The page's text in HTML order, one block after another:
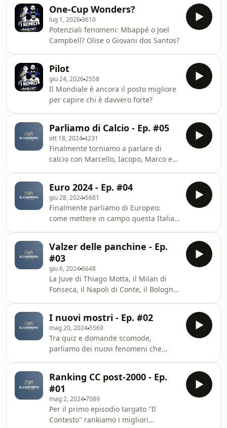
One-Cup Wonders?
lug 1, 20263610
Potenziali fenomeni: Mbappé o Joel
Campbell? Olise o Giovani dos Santos?
Pilot
giu 24, 20262558
Il Mondiale è ancora il posto migliore
per capire chi è davvero forte?
Parliamo di Calcio - Ep. #05
ott 18, 20244231
Finalmente torniamo a parlare di
calcio con Marcello, Iacopo, Marco e
dall'argomento che è solo un pretesto
Euro 2024 - Ep. #04
giu 28, 2024 5681
Finalmente parliamo di Europeo:
come mettere in campo questa Italia,
tanto altro in questo episodio
dedicato a Euro 2024. in chiusura non
potevamo esimerci dal quizzone a
tema
Valzer delle panchine - Ep.
#03
giu 6, 20246648
La Juve di Thiago Motta, il Milan di
Fonseca, il Napoli di Conte, il Bologna
soprattutto, un grande e atteso
ritorno
I nuovi mostri - Ep. #02
mag 20, 2024 5569
Tra quiz e domande scomode,
parliamo dei nuovi fenomeni che
sbarco di Mbappé al Real e la
convivenza con Bellingham, fino ai
paragoni più improbabili per Florian
Wirtz
Ranking CC post-2000 - Ep.
#01
mag 2, 20247089
Per il primo episodio targato "Il
Contesto" rankiamo i migliori